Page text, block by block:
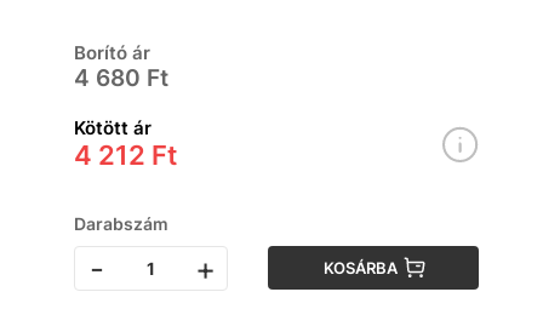
Borító ár
4 680 Ft
Kötött ár
4 212 Ft
Darabszám
- + KOSÁRBA